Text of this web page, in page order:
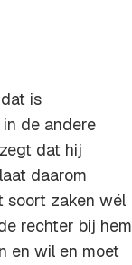
is
de andere
dat hij
daarom
soort zaken wél
rechter bij hem
en wil en moet